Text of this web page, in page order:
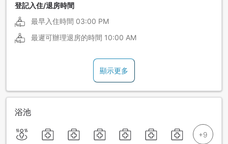
登記入住/退房時間
最早入住時間 03:00 PM
最遲可辦理退房的時間 10:00 AM
顯示更多
浴池